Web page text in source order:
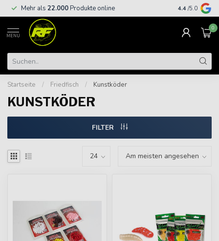
Mehr als 22.000Produkte online Kostenloser
€
4.4 /5.0
MENU
0
Startseite / Friedfisch / Kunstköder
KUNSTKÖDER
FILTER